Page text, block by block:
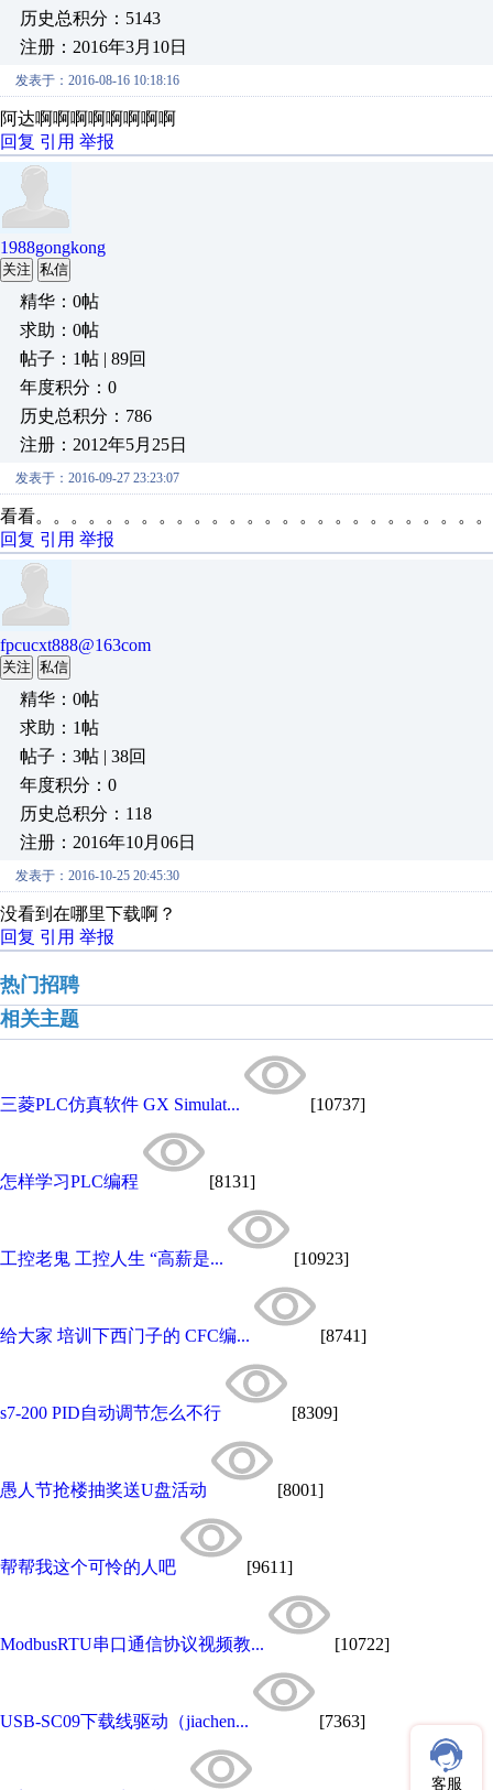
历史总积分：5143
注册：2016年3月10日
发表于：2016-08-16 10:18:16
阿达啊啊啊啊啊啊啊啊
回复 引用 举报
1988gongkong
关注 私信
精华：0帖
求助：0帖
帖子：1帖 | 89回
年度积分：0
历史总积分：786
注册：2012年5月25日
发表于：2016-09-27 23:23:07
看看。。。。。。。。。。。。。。。。。。。。。。。。。
回复 引用 举报
fpcucxt888@163com
关注 私信
精华：0帖
求助：1帖
帖子：3帖 | 38回
年度积分：0
历史总积分：118
注册：2016年10月06日
发表于：2016-10-25 20:45:30
没看到在哪里下载啊？
回复 引用 举报
热门招聘
相关主题
三菱PLC仿真软件 GX Simulat... [10737]
怎样学习PLC编程 [8131]
工控老鬼 工控人生 “高薪是... [10923]
给大家 培训下西门子的 CFC编... [8741]
s7-200 PID自动调节怎么不行 [8309]
愚人节抢楼抽奖送U盘活动 [8001]
帮帮我这个可怜的人吧 [9611]
ModbusRTU串口通信协议视频教... [10722]
USB-SC09下载线驱动（jiachen... [7363]
客服